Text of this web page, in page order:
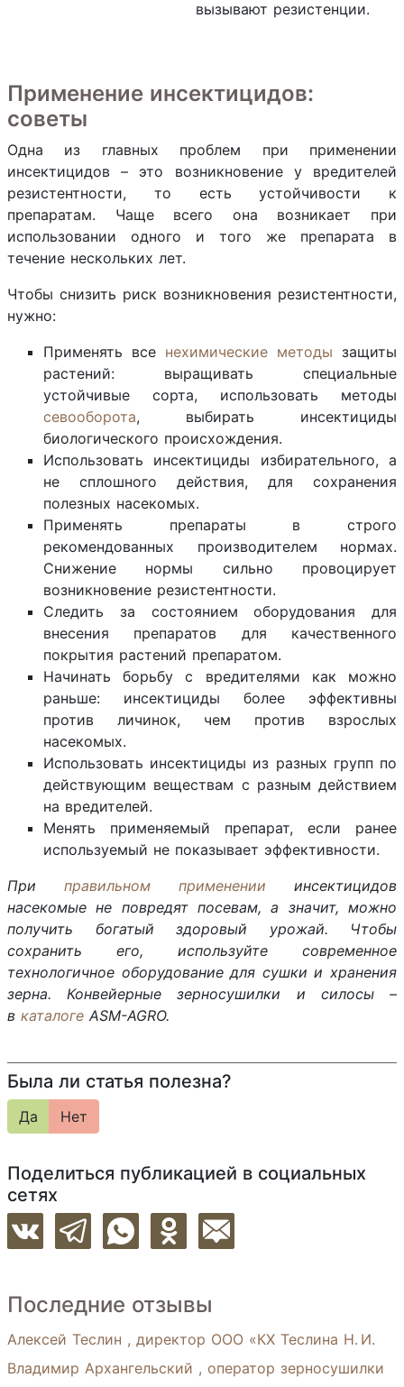
вызывают резистенции.
Применение инсектицидов:
советы
Одна из главных проблем при применении
инсектицидов – это возникновение у вредителей
резистентности, то есть устойчивости к
препаратам. Чаще всего она возникает при
использовании одного и того же препарата в
течение нескольких лет.
Чтобы снизить риск возникновения резистентности,
нужно:
Применять все нехимические методы защиты
растений: выращивать специальные
устойчивые сорта, использовать методы
севооборота, выбирать инсектициды
биологического происхождения.
Использовать инсектициды избирательного, а
не сплошного действия, для сохранения
полезных насекомых.
Применять препараты в строго
рекомендованных производителем нормах.
Снижение нормы сильно провоцирует
возникновение резистентности.
Следить за состоянием оборудования для
внесения препаратов для качественного
покрытия растений препаратом.
Начинать борьбу с вредителями как можно
раньше: инсектициды более эффективны
против личинок, чем против взрослых
насекомых.
Использовать инсектициды из разных групп по
действующим веществам с разным действием
на вредителей.
Менять применяемый препарат, если ранее
используемый не показывает эффективности.
При правильном применении инсектицидов
насекомые не повредят посевам, а значит, можно
получить богатый здоровый урожай. Чтобы
сохранить его, используйте современное
технологичное оборудование для сушки и хранения
зерна. Конвейерные зерносушилки и силосы –
в каталоге ASM-AGRO.
Последние отзывы
Алексей Теслин , директор ООО «КХ Теслина Н. И.
Владимир Архангельский , оператор зерносушилки
Была ли статья полезна?
Да Нет
Поделиться публикацией в социальных
сетях